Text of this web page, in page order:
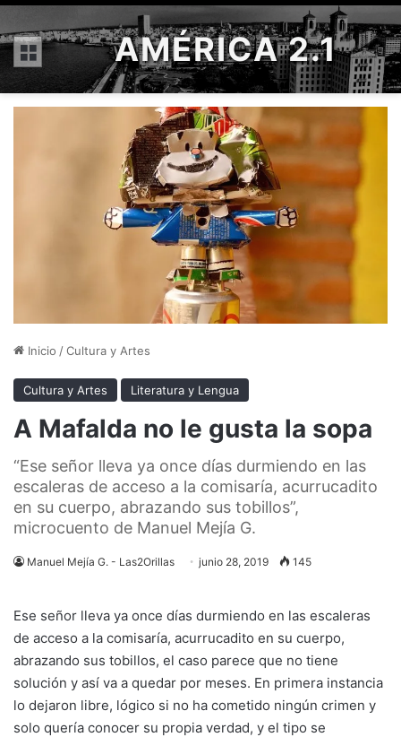
Menú AMÉRICA 2.1
Inicio /Cultura y Artes
Cultura y Artes Literatura y Lengua
A Mafalda no le gusta la sopa
“Ese señor lleva ya once días durmiendo en las
escaleras de acceso a la comisaría, acurrucadito
en su cuerpo, abrazando sus tobillos”,
microcuento de Manuel Mejía G.
Manuel Mejía G. - Las2Orillas junio 28, 2019 145
Ese señor lleva ya once días durmiendo en las escaleras
de acceso a la comisaría, acurrucadito en su cuerpo,
abrazando sus tobillos, el caso parece que no tiene
solución y así va a quedar por meses. En primera instancia
lo dejaron libre, lógico si no ha cometido ningún crimen y
solo quería conocer su propia verdad, y el tipo se